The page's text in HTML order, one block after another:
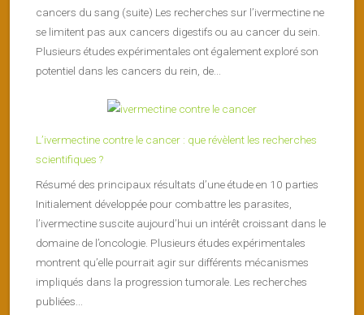
cancers du sang (suite) Les recherches sur l’ivermectine ne
se limitent pas aux cancers digestifs ou au cancer du sein.
Plusieurs études expérimentales ont également exploré son
potentiel dans les cancers du rein, de...
L’ivermectine contre le cancer : que révèlent les recherches
scientifiques ?
Résumé des principaux résultats d’une étude en 10 parties
Initialement développée pour combattre les parasites,
l’ivermectine suscite aujourd’hui un intérêt croissant dans le
domaine de l’oncologie. Plusieurs études expérimentales
montrent qu’elle pourrait agir sur différents mécanismes
impliqués dans la progression tumorale. Les recherches
publiées...